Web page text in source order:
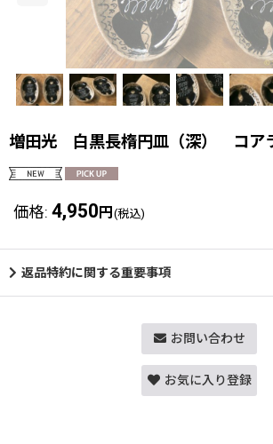
増田光 白黒長楕円皿（深） コア
価格: 4,950 円 (税込)
返品特約に関する重要事項
お問い合わせ
お気に入り登録